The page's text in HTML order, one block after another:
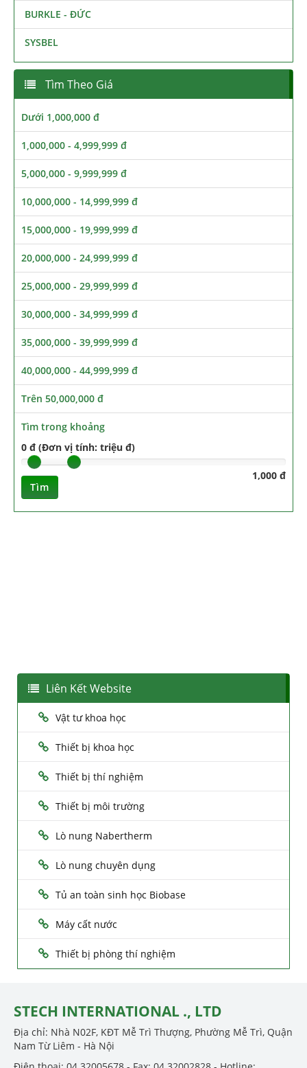
BURKLE - ĐỨC
SYSBEL
Tìm Theo Giá
Dưới 1,000,000 đ
1,000,000 - 4,999,999 đ
5,000,000 - 9,999,999 đ
10,000,000 - 14,999,999 đ
15,000,000 - 19,999,999 đ
20,000,000 - 24,999,999 đ
25,000,000 - 29,999,999 đ
30,000,000 - 34,999,999 đ
35,000,000 - 39,999,999 đ
40,000,000 - 44,999,999 đ
Trên 50,000,000 đ
Tìm trong khoảng
0 đ (Đơn vị tính: triệu đ)
1,000 đ
Tìm
Liên Kết Website
Vật tư khoa học
Thiết bị khoa học
Thiết bị thí nghiệm
Thiết bị môi trường
Lò nung Nabertherm
Lò nung chuyên dụng
Tủ an toàn sinh học Biobase
Máy cất nước
Thiết bị phòng thí nghiệm
STECH INTERNATIONAL ., LTD
Địa chỉ: Nhà N02F, KĐT Mễ Trì Thượng, Phường Mễ Trì, Quận
Nam Từ Liêm - Hà Nội